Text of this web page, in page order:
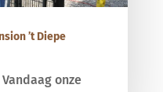
’t Diepe
Vandaag onze